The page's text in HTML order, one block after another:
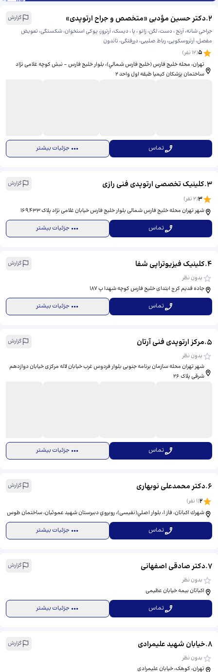
2
.دکتر حسین مؤدبی «متخصص و جراح ارتوپدی»
گزارش
جراحی شانه، آرنج ، دست، لگن، زانو ، پا ، دیسک، آرتروز، پوکی استخوان، شکستگی، تعویض
مفصل، آرتروسکوپی، رباط صلیبی، دررفتگی، تاندون
5
(
12 نفر)
تهران، محله خلیج فارس (خليج فارس شمالي)، بلوار خلیج فارس - نبش کوچه غلامی نژاد
ساختمان پزشکان کیمیا طبقه اول واحد ۲
تماس جزئیات بیشتر
3
.کلینیک تخصصی ارتوپدی فنی رازی گزارش
3
(
2نفر)
شهر تهران محله خلیج فارس شمالی بلوار خلیج فارس خیابان غلامی نژاد پلاک 169,433
تماس جزئیات بیشتر
4
.کلینیک فیزیوتراپی شفا
گزارش
بدون نظر
جاده قدیم کرج ابتدای خلیج فارس کوچه شهدا پ 187
تماس جزئیات بیشتر
5
.مرکز ارتوپدی فنی آرتان
گزارش
بدون نظر
شهر تهران محله سازمان برنامه جنوبی بلوار فردوس غرب خیابان لاله مرکزی خیابان دوازدهم
شرقی پلاک 26
تماس جزئیات بیشتر
6
.دکتر محمدعلی نوبهاری گزارش
2
(
1 نفر)
شهرك اكباتان، فاز ١، بلوار اصلي(نفیسی)، روبروي دبيرستان شهيد عموئيان، ساختمان طوس
تماس جزئیات بیشتر
7
.دکتر صادقی اصفهانی
گزارش
بدون نظر
اکباتان بیمه خیابان عظیمی
تماس جزئیات بیشتر
8
.خیابان شهید علیمرادی
گزارش
بدون نظر
تهران، کوهک، خیابان علیمرادی